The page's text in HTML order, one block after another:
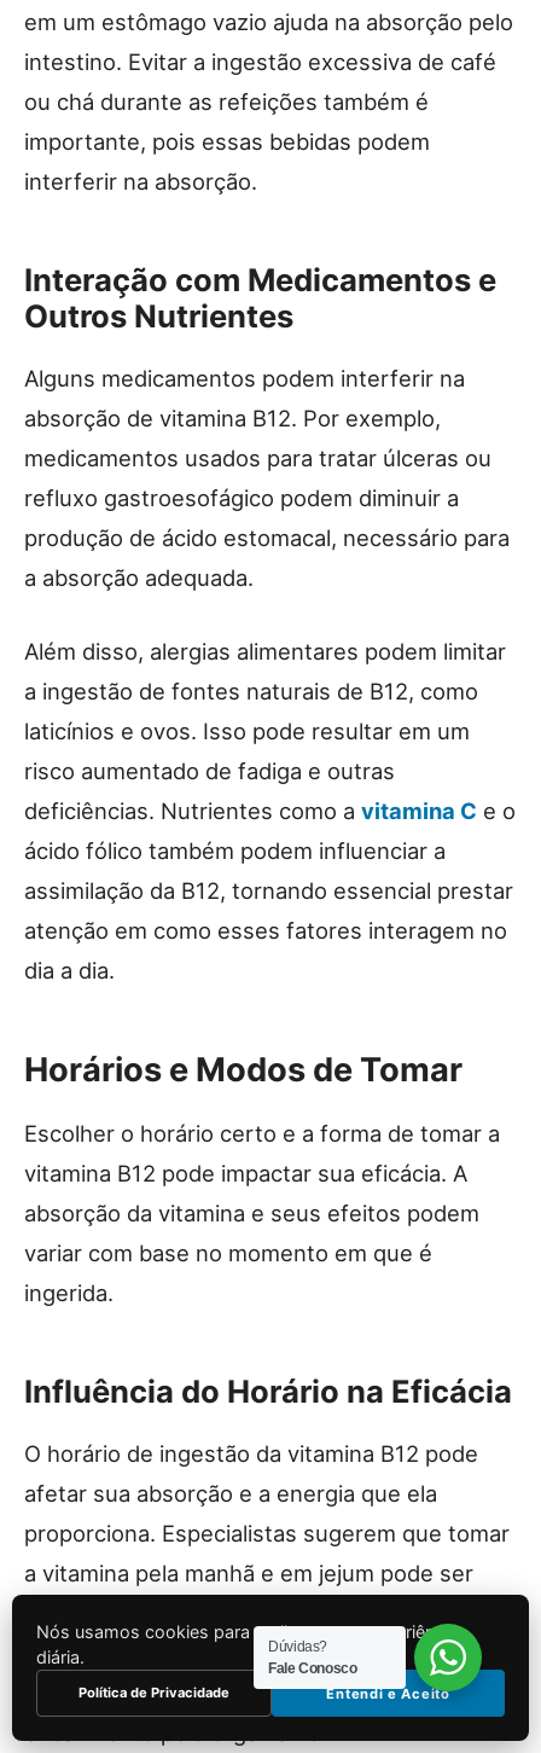
em um estômago vazio ajuda na absorção pelo
intestino. Evitar a ingestão excessiva de café
ou chá durante as refeições também é
importante, pois essas bebidas podem
interferir na absorção.
Interação com Medicamentos e
Outros Nutrientes
Alguns medicamentos podem interferir na
absorção de vitamina B12. Por exemplo,
medicamentos usados para tratar úlceras ou
refluxo gastroesofágico podem diminuir a
produção de ácido estomacal, necessário para
a absorção adequada.
Além disso, alergias alimentares podem limitar
a ingestão de fontes naturais de B12, como
laticínios e ovos. Isso pode resultar em um
risco aumentado de fadiga e outras
deficiências. Nutrientes como a vitamina C e o
ácido fólico também podem influenciar a
assimilação da B12, tornando essencial prestar
atenção em como esses fatores interagem no
dia a dia.
Horários e Modos de Tomar
Escolher o horário certo e a forma de tomar a
vitamina B12 pode impactar sua eficácia. A
absorção da vitamina e seus efeitos podem
variar com base no momento em que é
ingerida.
Influência do Horário na Eficácia
O horário de ingestão da vitamina B12 pode
afetar sua absorção e a energia que ela
proporciona. Especialistas sugerem que tomar
a vitamina pela manhã e em jejum pode ser
otimizada quando o estômago está vazio,
permitindo que a vitamina seja utilizada
Dúvidas?
Fale Conosco
Nós usamos cookies para melhorar sua experiência
diária.
Política de Privacidade Entendi e Aceito